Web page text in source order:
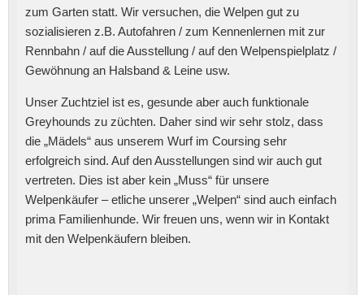
zum Garten statt. Wir versuchen, die Welpen gut zu
sozialisieren z.B. Autofahren / zum Kennenlernen mit zur
Rennbahn / auf die Ausstellung / auf den Welpenspielplatz /
Gewöhnung an Halsband & Leine usw.
Unser Zuchtziel ist es, gesunde aber auch funktionale
Greyhounds zu züchten. Daher sind wir sehr stolz, dass
die „Mädels“ aus unserem Wurf im Coursing sehr
erfolgreich sind. Auf den Ausstellungen sind wir auch gut
vertreten. Dies ist aber kein „Muss“ für unsere
Welpenkäufer – etliche unserer „Welpen“ sind auch einfach
prima Familienhunde. Wir freuen uns, wenn wir in Kontakt
mit den Welpenkäufern bleiben.